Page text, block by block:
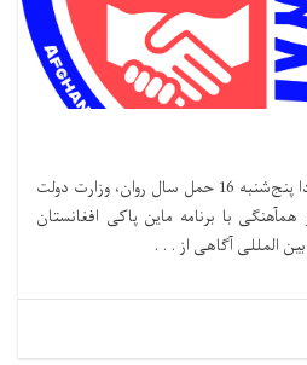
کابل – افغانستان، قراراست فردا پنج‌شنبه 16 حمل سال روان، وزارت دولت
با برنامه ماین پاکی افغانستان
المللی آگاهی از . . .